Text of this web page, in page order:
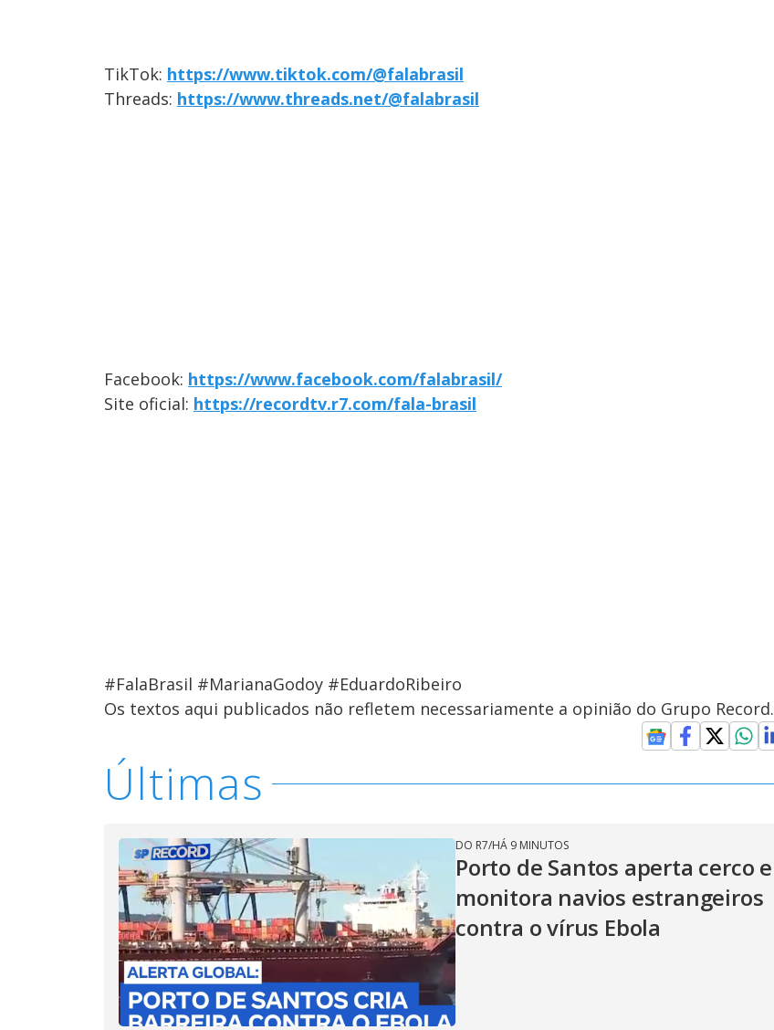
TikTok: https://www.tiktok.com/@falabrasil
Threads: https://www.threads.net/@falabrasil
Facebook: https://www.facebook.com/falabrasil/
Site oficial: https://recordtv.r7.com/fala-brasil
#FalaBrasil #MarianaGodoy #EduardoRibeiro
Os textos aqui publicados não refletem necessariamente a opinião do Grupo Record.
Últimas
DO R7/HÁ 9 MINUTOS
Porto de Santos aperta cerco e
monitora navios estrangeiros
contra o vírus Ebola